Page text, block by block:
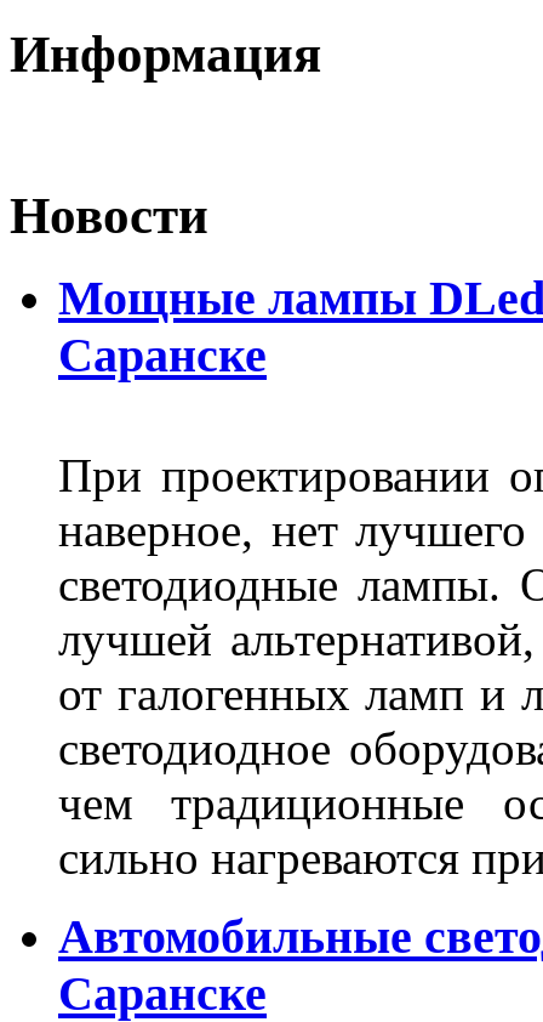
Информация
Новости
Мощные лампы DLed
Саранске
При проектировании
наверное, нет
светодиодные лампы.
лучшей
от галогенных ламп и
светодиодное
чем традиционные
сильно нагреваются
Автомобильные
Саранске